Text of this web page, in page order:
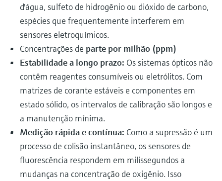
d'água, sulfeto de hidrogênio ou dióxido de carbono,
espécies que frequentemente interferem em
sensores eletroquímicos.
Concentrações de parte por milhão (ppm)
Estabilidade a longo prazo: Os sistemas ópticos não
contêm reagentes consumíveis ou eletrólitos. Com
matrizes de corante estáveis e componentes em
estado sólido, os intervalos de calibração são longos e
a manutenção mínima.
Medição rápida e contínua: Como a supressão é um
processo de colisão instantâneo, os sensores de
fluorescência respondem em milissegundos a
mudanças na concentração de oxigênio. Isso